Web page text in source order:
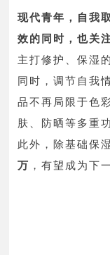
现代青年，自我
效的同时，也关
主打修护、保湿
同时，调节自我
品不再局限于色
肤、防晒等多重
此外，除基础保
万 ，有望成为下